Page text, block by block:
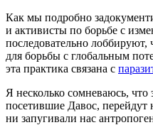
Как мы подробно
и активисты по борьбе с
последовательно
для борьбы с глобальным
эта практика связана с
Я несколько сомневаюсь,
посетившие Давос,
ни запугивали нас